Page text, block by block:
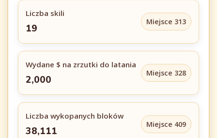
Liczba skili
19
Miejsce 313
Wydane $ na zrzutki do latania
2,000
Miejsce 328
Liczba wykopanych bloków
38,111
Miejsce 409